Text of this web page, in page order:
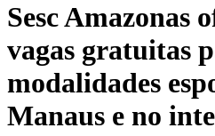
Sesc Amazonas
vagas gratuitas
modalidades
Manaus e no